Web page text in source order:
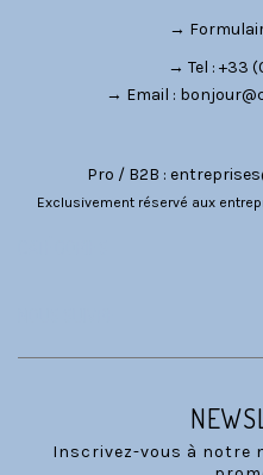
→
→ Tel : +33
→ Email :
Pro / B2B :
Exclusivement réservé aux
Inscrivez-vous à notre